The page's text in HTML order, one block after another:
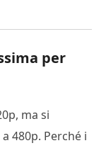
per
ma si
480p. Perché i